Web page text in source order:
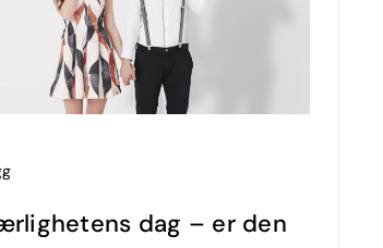
dag – er den